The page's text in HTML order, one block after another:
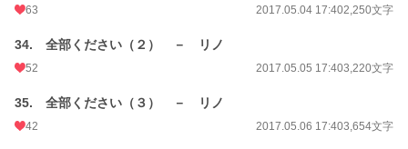
63 2017.05.04 17:402,250文字
34. 全部ください（２） － リノ
52 2017.05.05 17:403,220文字
35. 全部ください（３） － リノ
42 2017.05.06 17:403,654文字